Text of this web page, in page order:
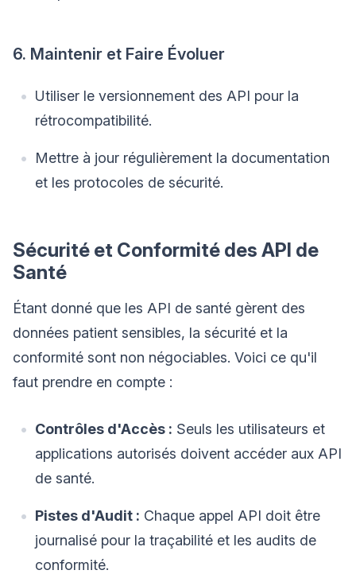
6. Maintenir et Faire Évoluer
Utiliser le versionnement des API pour la
rétrocompatibilité.
Mettre à jour régulièrement la documentation
et les protocoles de sécurité.
Sécurité et Conformité des API de
Santé
Étant donné que les API de santé gèrent des
données patient sensibles, la sécurité et la
conformité sont non négociables. Voici ce qu'il
faut prendre en compte :
Contrôles d'Accès : Seuls les utilisateurs et
applications autorisés doivent accéder aux API
de santé.
Pistes d'Audit : Chaque appel API doit être
journalisé pour la traçabilité et les audits de
conformité.